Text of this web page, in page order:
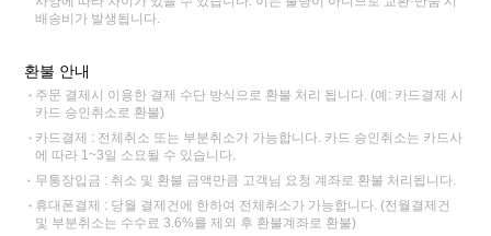
배송비가 발생됩니다.
환불 안내
주문 결제시 이용한 결제 수단 방식으로 환불 처리 됩니다. (예: 카드결제 시
카드 승인취소로 환불)
카드결제 : 전체취소 또는 부분취소가 가능합니다. 카드 승인취소는 카드사
에 따라 1~3일 소요될 수 있습니다.
무통장입금 : 취소 및 환불 금액만큼 고객님 요청 계좌로 환불 처리됩니다.
휴대폰결제 : 당월 결제건에 한하여 전체취소가 가능합니다. (전월결제건
및 부분취소는 수수료 3.6%를 제외 후 환불계좌로 환불)